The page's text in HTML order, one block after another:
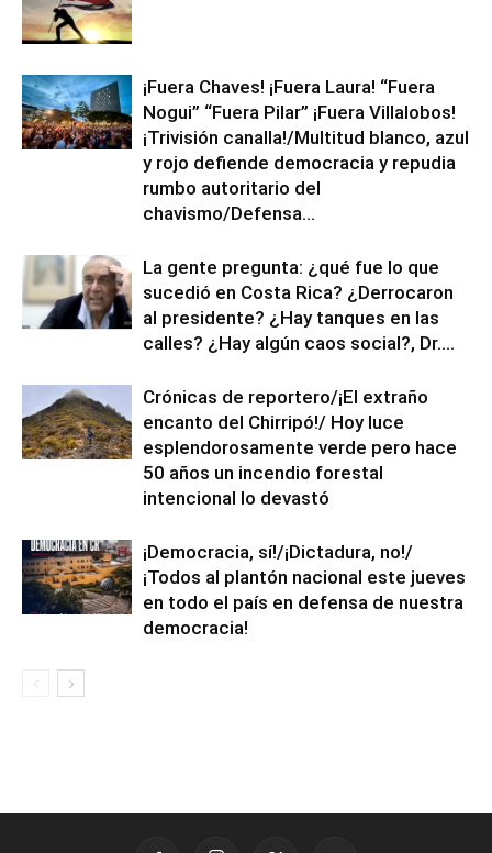
¡Fuera Chaves! ¡Fuera Laura! “Fuera
Nogui” “Fuera Pilar” ¡Fuera Villalobos!
¡Trivisión canalla!/Multitud blanco, azul
y rojo defiende democracia y repudia
rumbo autoritario del
chavismo/Defensa...
La gente pregunta: ¿qué fue lo que
sucedió en Costa Rica? ¿Derrocaron
al presidente? ¿Hay tanques en las
calles? ¿Hay algún caos social?, Dr....
Crónicas de reportero/¡El extraño
encanto del Chirripó!/ Hoy luce
esplendorosamente verde pero hace
50 años un incendio forestal
intencional lo devastó
¡Democracia, sí!/¡Dictadura, no!/
¡Todos al plantón nacional este jueves
en todo el país en defensa de nuestra
democracia!